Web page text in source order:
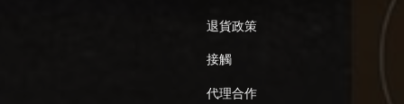
退貨政策
接觸
代理合作